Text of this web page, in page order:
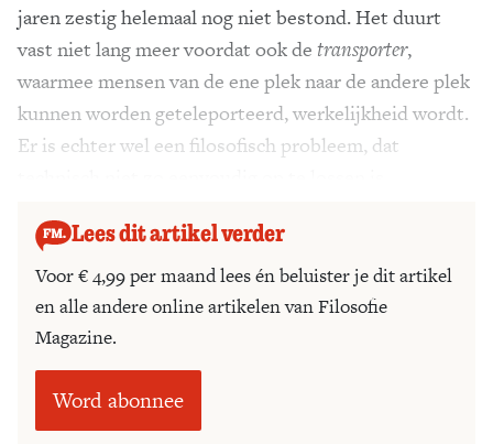
jaren zestig helemaal nog niet bestond. Het duurt
vast niet lang meer voordat ook de transporter,
waarmee mensen van de ene plek naar de andere plek
kunnen worden geteleporteerd, werkelijkheid wordt.
Er is echter wel een filosofisch probleem, dat
Lees dit artikel verder
Voor € 4,99 per maand lees én beluister je dit artikel
en alle andere online artikelen van Filosofie
Magazine.
Word abonnee